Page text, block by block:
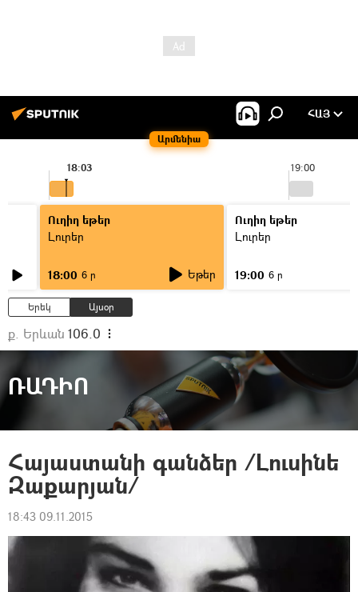
Արմենիա
ՀԱՅ
19:00
18:03
Ուղիղ եթեր
Լուրեր
18:00 6 ր Եթեր
Ուղիղ եթեր
Լուրեր
19:00 6 ր
Երեկ Այսօր
ք. Երևան 106.0
ՌԱԴԻՈ
Հայաստանի գանձեր /Լուսինե
Զաքարյան/
18:43 09.11.2015